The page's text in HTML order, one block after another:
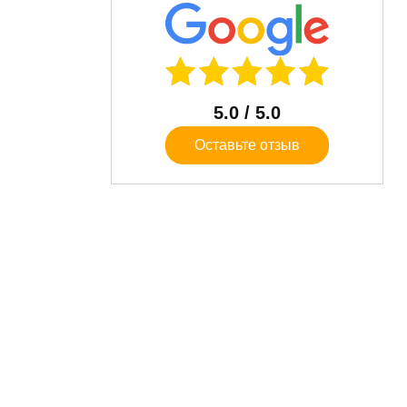
5.0 / 5.0
Оставьте отзыв